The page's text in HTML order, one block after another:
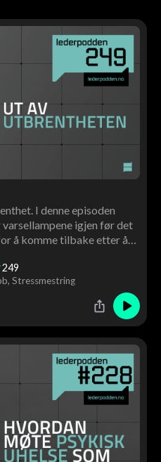
I denne episoden
igjen før det
å komme tilbake etter å
249
Stressmestring